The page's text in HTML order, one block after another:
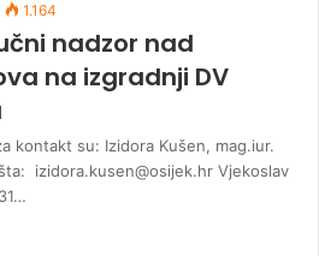
1.164
nadzor nad
na izgradnji DV
kontakt su: Izidora Kušen, mag.iur.
izidora.kusen@osijek.hr Vjekoslav